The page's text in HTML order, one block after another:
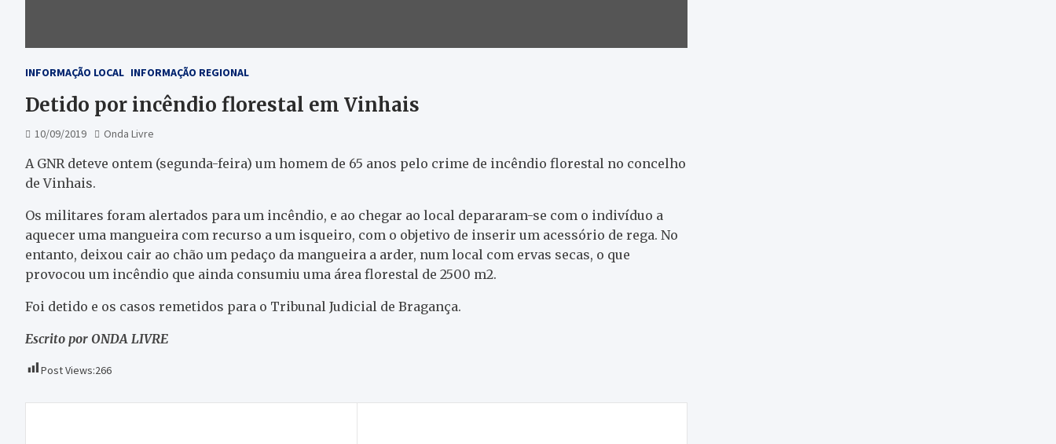
INFORMAÇÃO LOCAL INFORMAÇÃO REGIONAL
Detido por incêndio florestal em Vinhais
10/09/2019 Onda Livre
A GNR deteve ontem (segunda-feira) um homem de 65 anos pelo crime de incêndio florestal no concelho
de Vinhais.
Os militares foram alertados para um incêndio, e ao chegar ao local depararam-se com o indivíduo a
aquecer uma mangueira com recurso a um isqueiro, com o objetivo de inserir um acessório de rega. No
entanto, deixou cair ao chão um pedaço da mangueira a arder, num local com ervas secas, o que
provocou um incêndio que ainda consumiu uma área florestal de 2500 m2.
Foi detido e os casos remetidos para o Tribunal Judicial de Bragança.
Escrito por ONDA LIVRE
Post Views:266